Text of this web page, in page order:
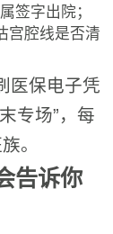
签字出院；
宫腔线是否清
医保电子凭
专场”，每
。
告诉你